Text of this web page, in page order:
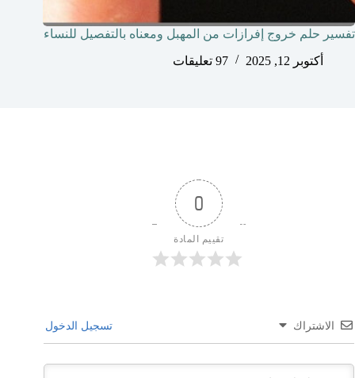
تفسير حلم خروج إفرازات من المهبل ومعناه بالتفصيل للنساء
أكتوبر 12, 2025
97 تعليقات
0
تقييم المادة
الاشتراك تسجيل الدخول